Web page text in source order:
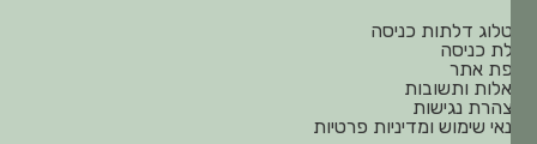
דלתות כניסה
כניסה
אתר
ותשובות
נגישות
שימוש ומדיניות פרטיות